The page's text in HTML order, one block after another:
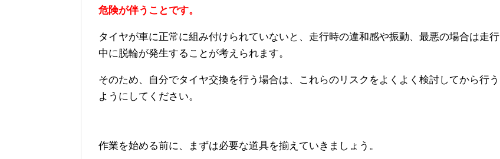
危険が伴うことです。
タイヤが車に正常に組み付けられていないと、走行時の違和感や振動、最悪の場合は走行
中に脱輪が発生することが考えられます。
そのため、自分でタイヤ交換を行う場合は、これらのリスクをよくよく検討してから行う
ようにしてください。
作業を始める前に、まずは必要な道具を揃えていきましょう。